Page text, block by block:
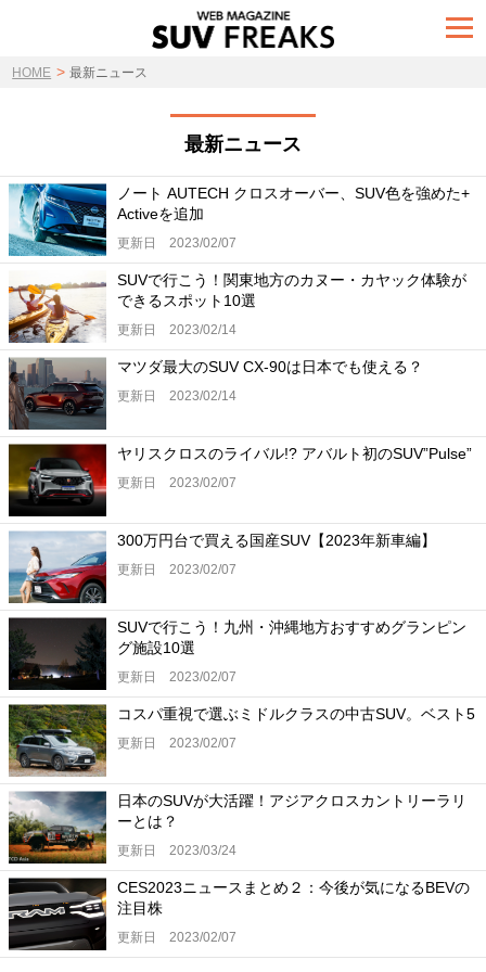
t
o
a
n
HOME > 最新ニュース
最新ニュース
ノート AUTECH クロスオーバー、SUV色を強めた+
Activeを追加
更新日 2023/02/07
SUVで行こう！関東地方のカヌー・カヤック体験が
できるスポット10選
更新日 2023/02/14
マツダ最大のSUV CX-90は日本でも使える？
更新日 2023/02/14
ヤリスクロスのライバル!? アバルト初のSUV”Pulse”
更新日 2023/02/07
300万円台で買える国産SUV【2023年新車編】
更新日 2023/02/07
SUVで行こう！九州・沖縄地方おすすめグランピン
グ施設10選
更新日 2023/02/07
コスパ重視で選ぶミドルクラスの中古SUV。ベスト5
更新日 2023/02/07
日本のSUVが大活躍！アジアクロスカントリーラリ
ーとは？
更新日 2023/03/24
CES2023ニュースまとめ２：今後が気になるBEVの
注目株
更新日 2023/02/07